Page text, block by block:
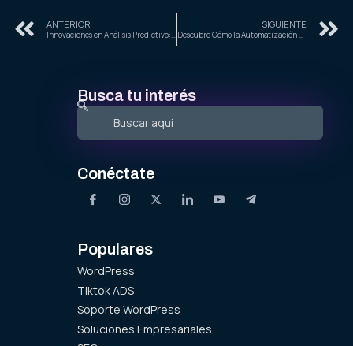
ANTERIOR
Innovaciones en Análisis Predictivo: Cómo Monitorear y Aprovechar las Tendencias del Mercado en 2025
SIGUIENTE
Descubre Cómo la Automatización y AI Están Transformando el Diseño Web en 2025
Busca tu interés
Conéctate
Populares
WordPress
Tiktok ADS
Soporte WordPress
Soluciones Empresariales